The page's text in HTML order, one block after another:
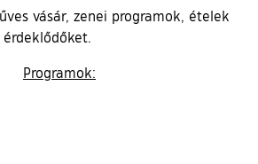
vásár, zenei programok, ételek
Programok: